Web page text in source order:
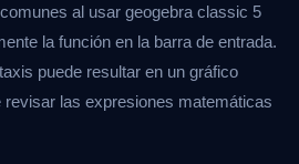
al usar geogebra classic 5
la función en la barra de entrada.
puede resultar en un gráfico
revisar las expresiones matemáticas